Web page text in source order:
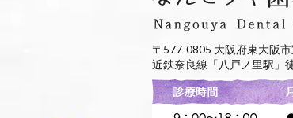
〒577-0805 大阪府東大阪
近鉄奈良線「八戸ノ里駅」